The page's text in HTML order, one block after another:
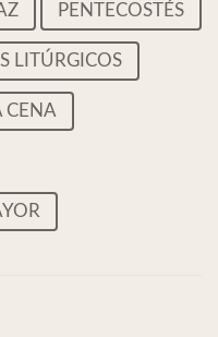
PENTECOSTÉS
LITÚRGICOS
CENA